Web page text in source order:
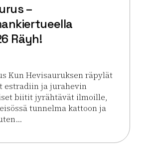
–
Räyh!
Kun Hevisauruksen räpylät
estradiin ja jurahevin
biitit jyrähtävät ilmoille,
tunnelma kattoon ja
tapahtumasta Hevisaurus –